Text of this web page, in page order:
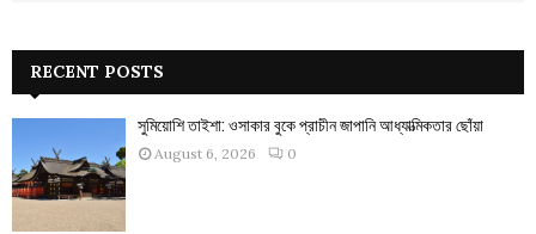
RECENT POSTS
সুমিয়োশি তাইশা: ওসাকার বুকে প্রাচীন জাপানি আধ্যাত্মিকতার ছোঁয়া
August 6, 2026 0